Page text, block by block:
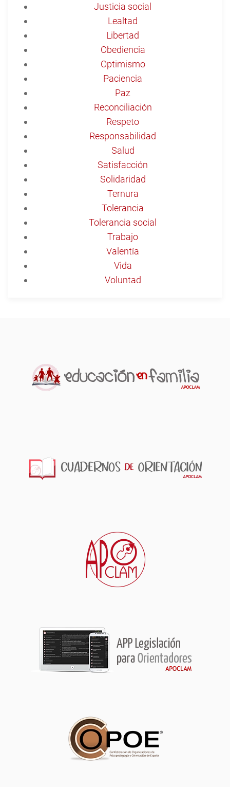
Justicia social
Lealtad
Libertad
Obediencia
Optimismo
Paciencia
Paz
Reconciliación
Respeto
Responsabilidad
Salud
Satisfacción
Solidaridad
Ternura
Tolerancia
Tolerancia social
Trabajo
Valentía
Vida
Voluntad